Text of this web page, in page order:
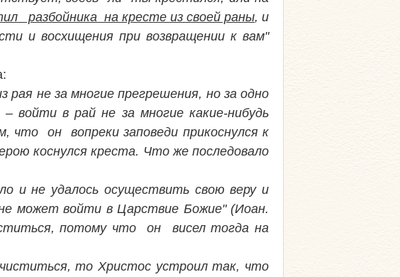
разбойника на кресте из своей раны, и
и восхищения при возвращении к вам"
не за многие прегрешения, но за одно
в рай не за многие какие-нибудь
что он вопреки заповеди прикоснулся к
коснулся креста. Что же последовало
и не удалось осуществить свою веру и
может войти в Царствие Божие" (Иоан.
потому что он висел тогда на
то Христос устроил так, что